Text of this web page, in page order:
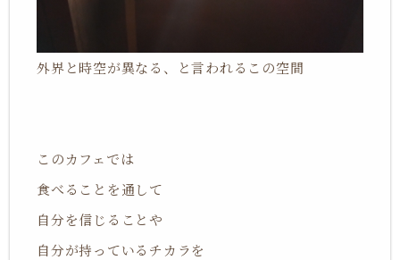
外界と時空が異なる、と言われるこの空間
このカフェでは
食べることを通して
自分を信じることや
自分が持っているチカラを